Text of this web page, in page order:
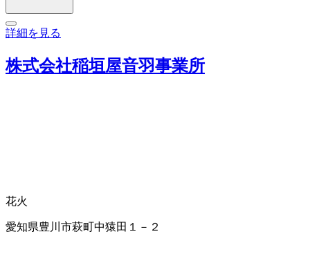
詳細を見る
株式会社稲垣屋音羽事業所
花火
愛知県豊川市萩町中猿田１－２